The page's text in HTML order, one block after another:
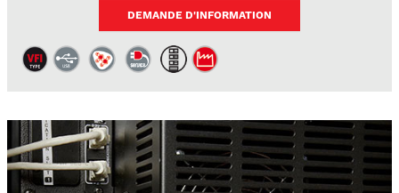
DEMANDE D'INFORMATION